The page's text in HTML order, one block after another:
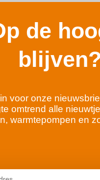
de
blijven?
voor onze
omtrend alle
warmtepompen en